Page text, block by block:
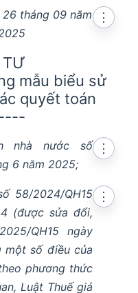
tháng 09 năm
⋮
TƯ
mẫu biểu sử
quyết toán
nhà nước số
6 năm 2025;
⋮
58/2024/QH15
(được sửa đổi,
QH15 ngày
một số điều của
phương thức
Luật Thuế giá
⋮